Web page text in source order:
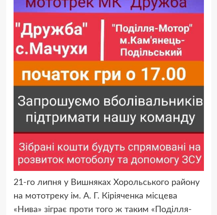
21-го липня у Вишняках Хорольського району
на мототреку ім. А. Г. Кіріяченка місцева
«Нива» зіграє проти того ж таким «Поділля-